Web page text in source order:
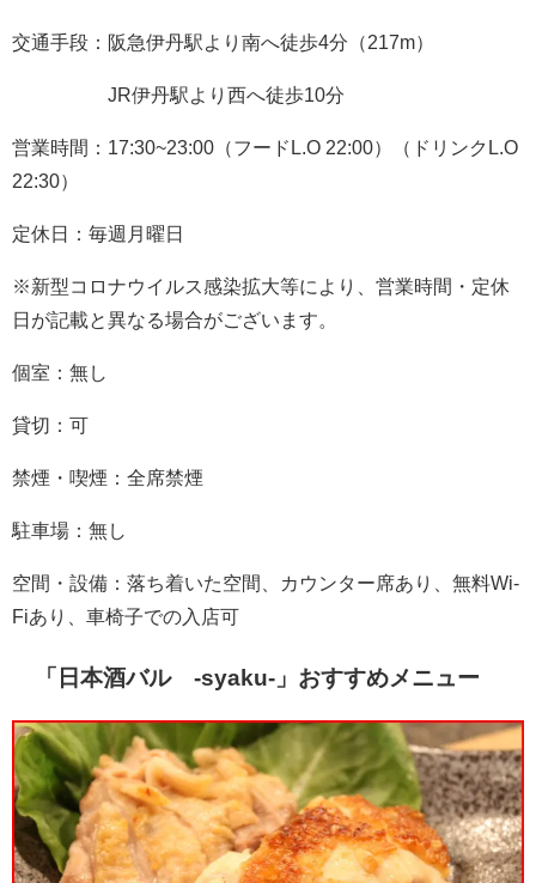
交通手段：阪急伊丹駅より南へ徒歩4分（217m）
JR伊丹駅より西へ徒歩10分
営業時間：17:30~23:00（フードL.O 22:00）（ドリンクL.O
22:30）
定休日：毎週月曜日
※新型コロナウイルス感染拡大等により、営業時間・定休
日が記載と異なる場合がございます。
個室：無し
貸切：可
禁煙・喫煙：全席禁煙
駐車場：無し
空間・設備：落ち着いた空間、カウンター席あり、無料Wi-
Fiあり、車椅子での入店可
「日本酒バル -syaku-」おすすめメニュー